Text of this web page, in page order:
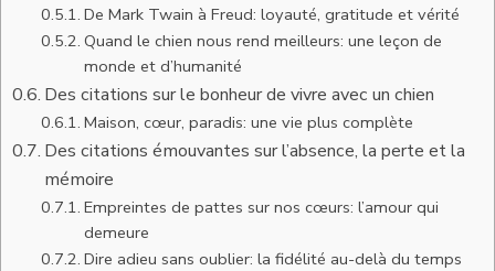
De Mark Twain à Freud: loyauté, gratitude et vérité
Quand le chien nous rend meilleurs: une leçon de
monde et d’humanité
Des citations sur le bonheur de vivre avec un chien
Maison, cœur, paradis: une vie plus complète
Des citations émouvantes sur l’absence, la perte et la
mémoire
Empreintes de pattes sur nos cœurs: l’amour qui
demeure
Dire adieu sans oublier: la fidélité au-delà du temps